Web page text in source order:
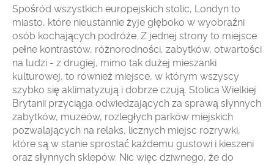
Spośród wszystkich europejskich stolic, Londyn to
miasto, które nieustannie żyje głęboko w wyobraźni
osób kochających podróże. Z jednej strony to miejsce
pełne kontrastów, różnorodności, zabytków, otwartości
na ludzi - z drugiej, mimo tak dużej mieszanki
kulturowej, to również miejsce, w którym wszyscy
szybko się aklimatyzują i dobrze czują. Stolica Wielkiej
Brytanii przyciąga odwiedzających za sprawą słynnych
zabytków, muzeów, rozległych parków miejskich
pozwalających na relaks, licznych miejsc rozrywki,
które są w stanie sprostać każdemu gustowi i kieszeni
oraz słynnych sklepów. Nic więc dziwnego, że do